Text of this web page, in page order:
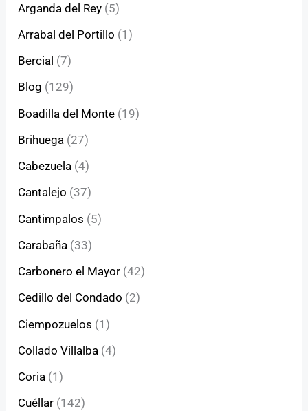
Arganda del Rey (5)
Arrabal del Portillo (1)
Bercial (7)
Blog (129)
Boadilla del Monte (19)
Brihuega (27)
Cabezuela (4)
Cantalejo (37)
Cantimpalos (5)
Carabaña (33)
Carbonero el Mayor (42)
Cedillo del Condado (2)
Ciempozuelos (1)
Collado Villalba (4)
Coria (1)
Cuéllar (142)